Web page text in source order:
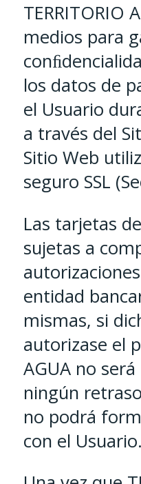
TERRITORIO
medios para
los datos de
el Usuario
a través del
Sitio Web
seguro SSL
Las tarjetas
sujetas a
entidad
mismas, si
autorizase el
AGUA no
ningún
no podrá
con el Usuario.